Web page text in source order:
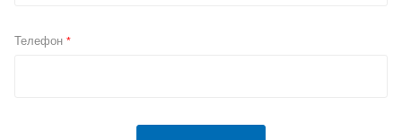
Телефон *